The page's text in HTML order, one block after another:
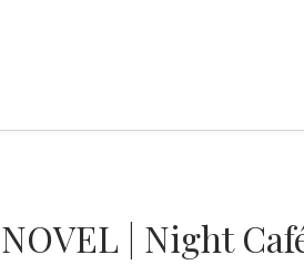
NOVEL | Night